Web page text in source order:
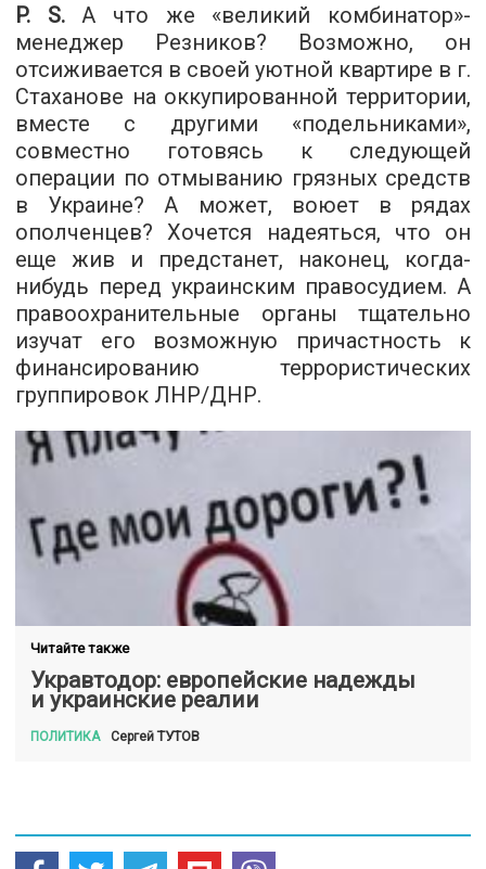
P. S.А что же «великий комбинатор»-
менеджер Резников? Возможно, он
отсиживается в своей уютной квартире в г.
Стаханове на оккупированной территории,
вместе с другими «подельниками»,
совместно готовясь к следующей
операции по отмыванию грязных средств
в Украине? А может, воюет в рядах
ополченцев? Хочется надеяться, что он
еще жив и предстанет, наконец, когда-
нибудь перед украинским правосудием. А
правоохранительные органы тщательно
изучат его возможную причастность к
финансированию террористических
группировок ЛНР/ДНР.
Читайте также
Укравтодор: европейские надежды
и украинские реалии
ПОЛИТИКА СергейТУТОВ